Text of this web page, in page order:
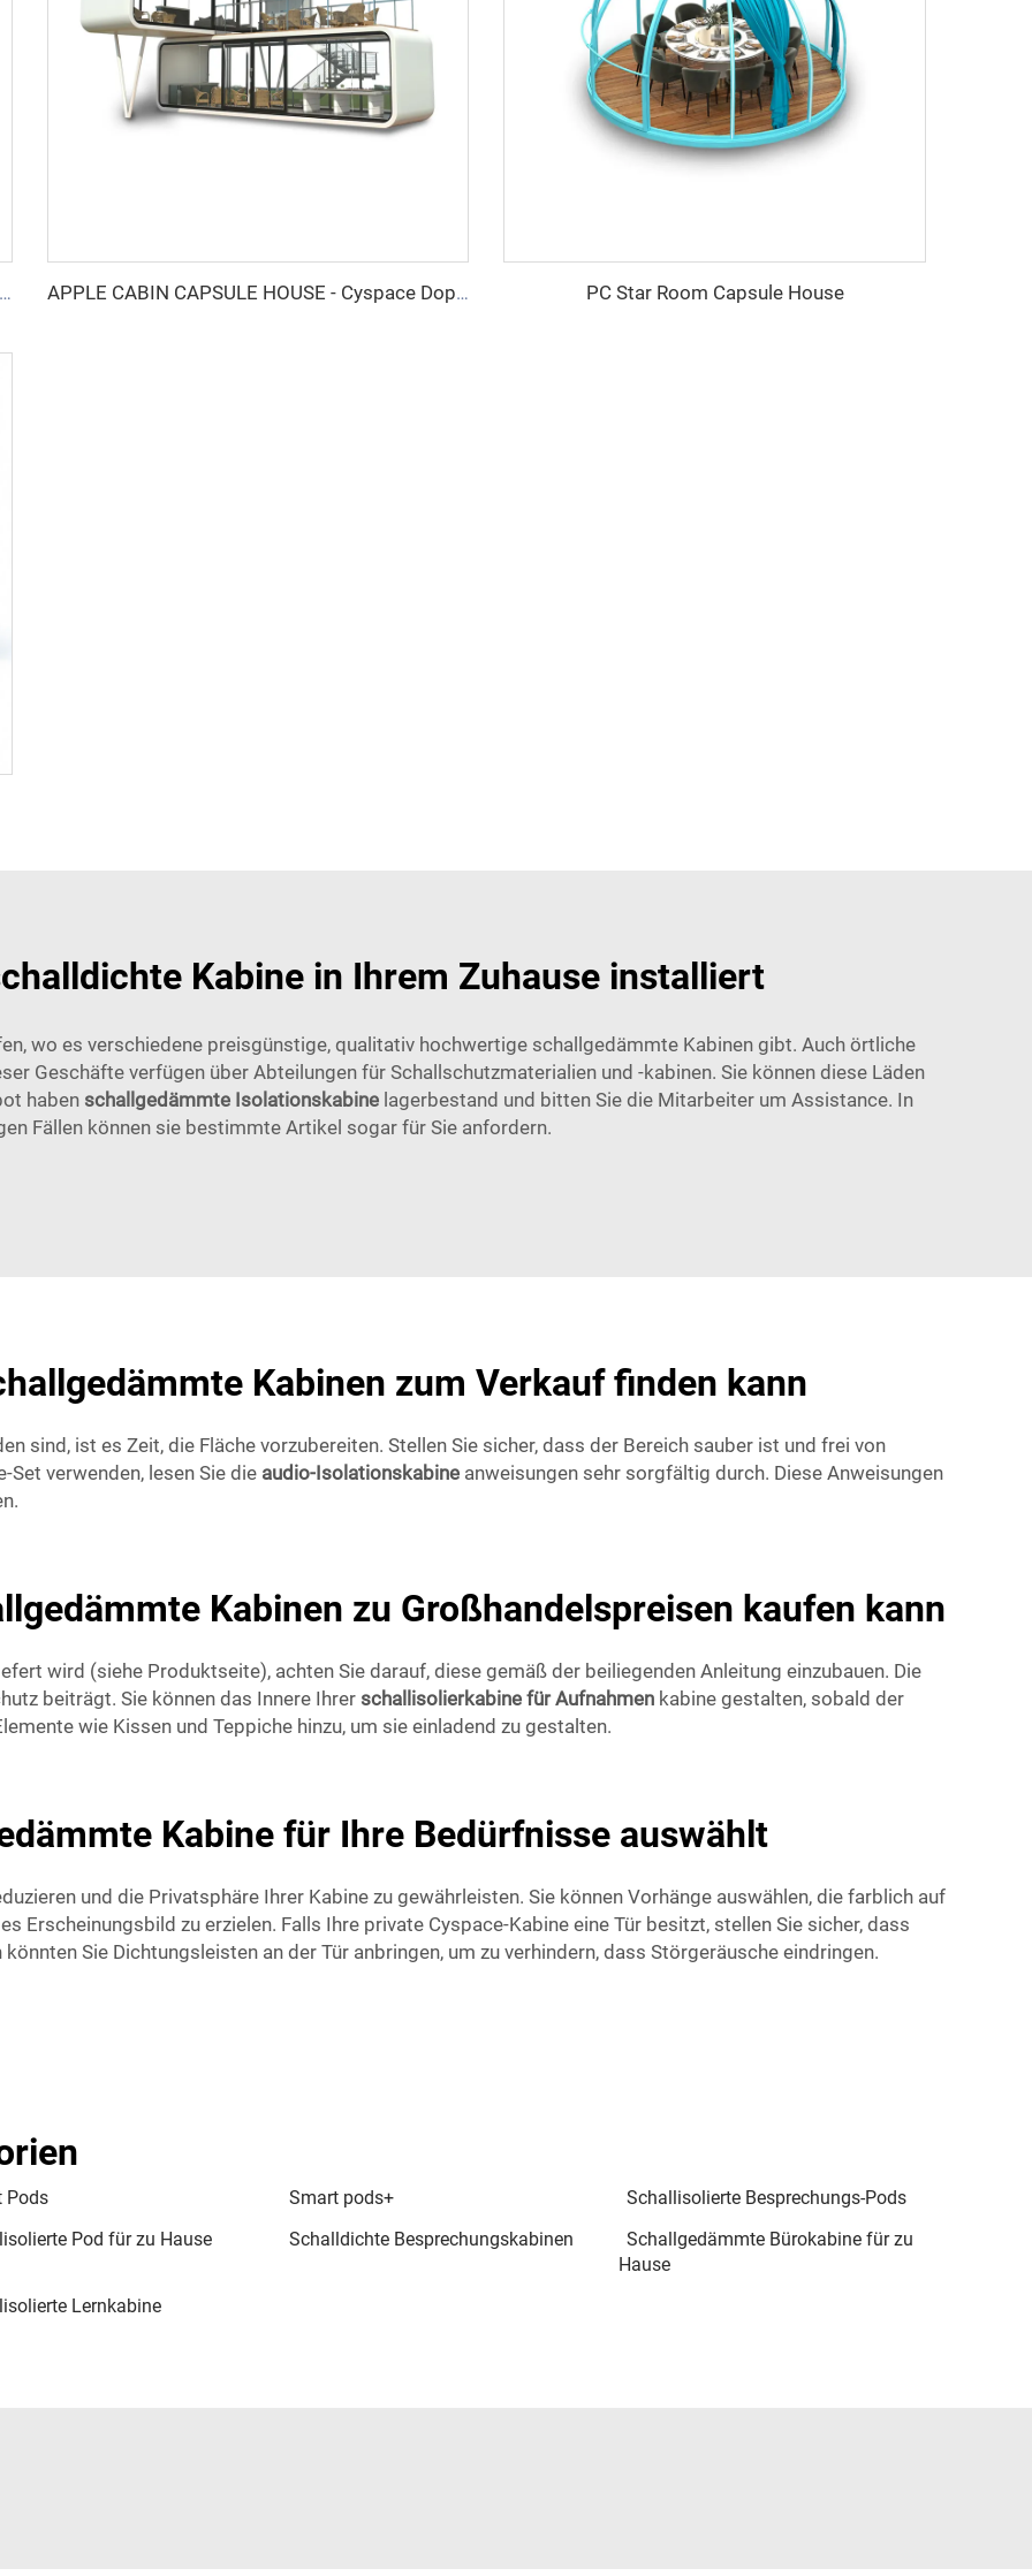
APPLE CABIN CAPSULE HOUSE - Cyspace A12 Serie APPLE CABIN CAPSULE HOUSE - Cyspace Doppelstock-Serie PC Star Room Capsule House
Kabine in Ihrem Zuhause installiert
wo es verschiedene preisgünstige, qualitativ hochwertige schallgedämmte Kabinen gibt. Auch örtliche
Geschäfte verfügen über Abteilungen für Schallschutzmaterialien und -kabinen. Sie können diese Läden
haben schallgedämmte Isolationskabine lagerbestand und bitten Sie die Mitarbeiter um Assistance. In
Fällen können sie bestimmte Artikel sogar für Sie anfordern.
Kabinen zum Verkauf finden kann
sind, ist es Zeit, die Fläche vorzubereiten. Stellen Sie sicher, dass der Bereich sauber ist und frei von
Set verwenden, lesen Sie die audio-Isolationskabine anweisungen sehr sorgfältig durch. Diese Anweisungen
Kabinen zu Großhandelspreisen kaufen kann
wird (siehe Produktseite), achten Sie darauf, diese gemäß der beiliegenden Anleitung einzubauen. Die
beiträgt. Sie können das Innere Ihrer schallisolierkabine für Aufnahmen kabine gestalten, sobald der
wie Kissen und Teppiche hinzu, um sie einladend zu gestalten.
Kabine für Ihre Bedürfnisse auswählt
und die Privatsphäre Ihrer Kabine zu gewährleisten. Sie können Vorhänge auswählen, die farblich auf
Erscheinungsbild zu erzielen. Falls Ihre private Cyspace-Kabine eine Tür besitzt, stellen Sie sicher, dass
Sie Dichtungsleisten an der Tür anbringen, um zu verhindern, dass Störgeräusche eindringen.
Pods Smart pods+
Schallisolierte Besprechungs-Pods
Pod für zu Hause
Schalldichte Besprechungskabinen
Schallgedämmte Bürokabine für zu
Hause
Lernkabine